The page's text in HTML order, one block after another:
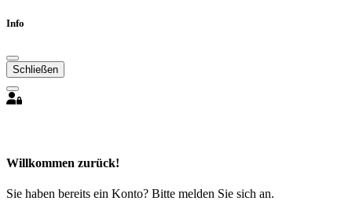
Info
Schließen
Willkommen zurück!
Sie haben bereits ein Konto? Bitte melden Sie sich an.